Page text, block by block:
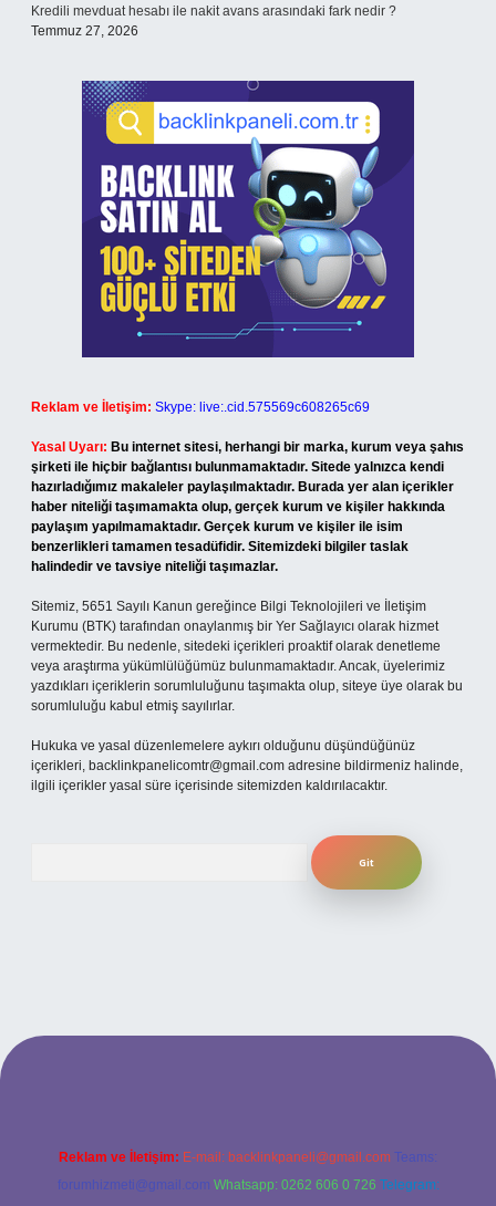
Kredili mevduat hesabı ile nakit avans arasındaki fark nedir ?
Temmuz 27, 2026
Reklam ve İletişim: Skype: live:.cid.575569c608265c69
Yasal Uyarı: Bu internet sitesi, herhangi bir marka, kurum veya şahıs
şirketi ile hiçbir bağlantısı bulunmamaktadır. Sitede yalnızca kendi
hazırladığımız makaleler paylaşılmaktadır. Burada yer alan içerikler
haber niteliği taşımamakta olup, gerçek kurum ve kişiler hakkında
paylaşım yapılmamaktadır. Gerçek kurum ve kişiler ile isim
benzerlikleri tamamen tesadüfidir. Sitemizdeki bilgiler taslak
halindedir ve tavsiye niteliği taşımazlar.
Sitemiz, 5651 Sayılı Kanun gereğince Bilgi Teknolojileri ve İletişim
Kurumu (BTK) tarafından onaylanmış bir Yer Sağlayıcı olarak hizmet
vermektedir. Bu nedenle, sitedeki içerikleri proaktif olarak denetleme
veya araştırma yükümlülüğümüz bulunmamaktadır. Ancak, üyelerimiz
yazdıkları içeriklerin sorumluluğunu taşımakta olup, siteye üye olarak bu
sorumluluğu kabul etmiş sayılırlar.
Hukuka ve yasal düzenlemelere aykırı olduğunu düşündüğünüz
içerikleri, backlinkpanelicomtr@gmail.com adresine bildirmeniz halinde,
ilgili içerikler yasal süre içerisinde sitemizden kaldırılacaktır.
Reklam ve İletişim: E-mail: backlinkpaneli@gmail.com Teams:
forumhizmeti@gmail.com Whatsapp: 0262 606 0 726 Telegram: